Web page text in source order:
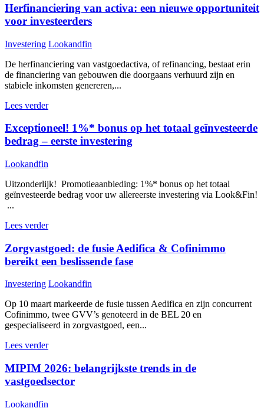
Herfinanciering van activa: een nieuwe opportuniteit
voor investeerders
Investering Lookandfin
De herfinanciering van vastgoedactiva, of refinancing, bestaat erin
de financiering van gebouwen die doorgaans verhuurd zijn en
stabiele inkomsten genereren,...
Lees verder
Exceptioneel! 1%* bonus op het totaal geïnvesteerde
bedrag – eerste investering
Lookandfin
Uitzonderlijk! Promotieaanbieding: 1%* bonus op het totaal
geïnvesteerde bedrag voor uw allereerste investering via Look&Fin!
...
Lees verder
Zorgvastgoed: de fusie Aedifica & Cofinimmo
bereikt een beslissende fase
Investering Lookandfin
Op 10 maart markeerde de fusie tussen Aedifica en zijn concurrent
Cofinimmo, twee GVV’s genoteerd in de BEL 20 en
gespecialiseerd in zorgvastgoed, een...
Lees verder
MIPIM 2026: belangrijkste trends in de
vastgoedsector
Lookandfin